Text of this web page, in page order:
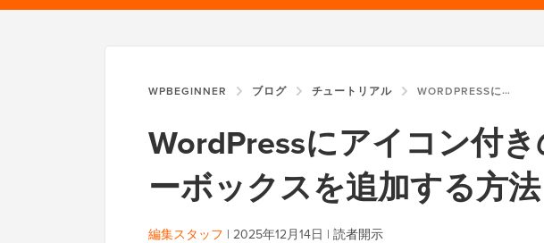
WPBEGINNER ブログ チュートリアル WORDPRESSにアイコン付きのフィーチャーボックスを追加する方法
WordPressにアイコン付
ーボックスを追加する方法
編集スタッフ | 2025年12月14日 | 読者開示